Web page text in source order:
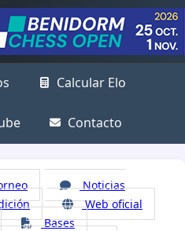
Calcular Elo
Contacto
Noticias
Web oficial
Bases